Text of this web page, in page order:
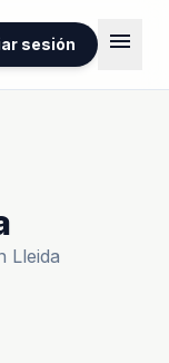
sesión menu
Lleida